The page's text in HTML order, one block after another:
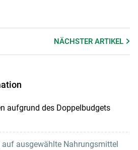
NÄCHSTERARTIKEL
aufgrund des Doppelbudgets
ausgewählte Nahrungsmittel